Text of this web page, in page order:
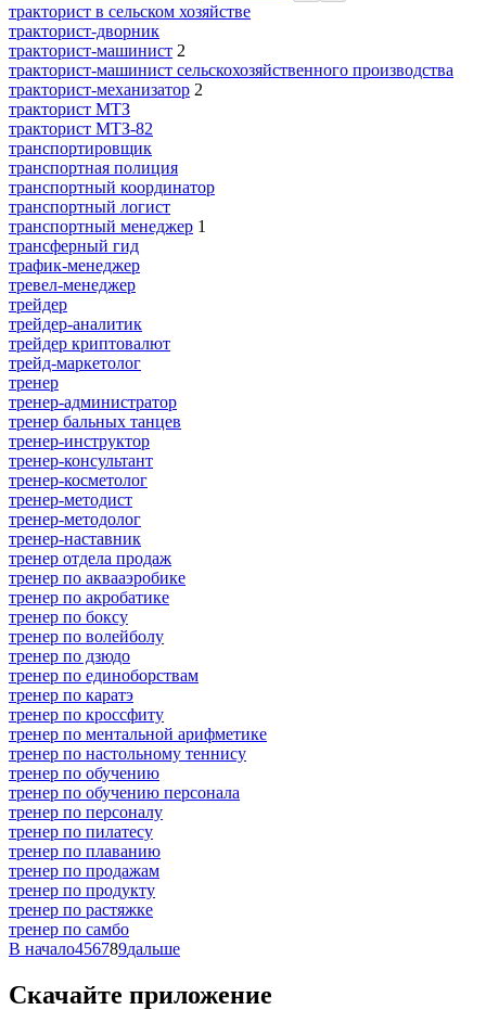
тракторист в сельском хозяйстве
тракторист-дворник
тракторист-машинист 2
тракторист-машинист сельскохозяйственного производства
тракторист-механизатор 2
тракторист МТЗ
тракторист МТЗ-82
транспортировщик
транспортная полиция
транспортный координатор
транспортный логист
транспортный менеджер 1
трансферный гид
трафик-менеджер
тревел-менеджер
трейдер
трейдер-аналитик
трейдер криптовалют
трейд-маркетолог
тренер
тренер-администратор
тренер бальных танцев
тренер-инструктор
тренер-консультант
тренер-косметолог
тренер-методист
тренер-методолог
тренер-наставник
тренер отдела продаж
тренер по аквааэробике
тренер по акробатике
тренер по боксу
тренер по волейболу
тренер по дзюдо
тренер по единоборствам
тренер по каратэ
тренер по кроссфиту
тренер по ментальной арифметике
тренер по настольному теннису
тренер по обучению
тренер по обучению персонала
тренер по персоналу
тренер по пилатесу
тренер по плаванию
тренер по продажам
тренер по продукту
тренер по растяжке
тренер по самбо
В начало456789дальше
Скачайте приложение